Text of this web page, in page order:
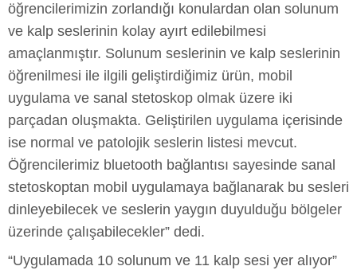
öğrencilerimizin zorlandığı konulardan olan solunum
ve kalp seslerinin kolay ayırt edilebilmesi
amaçlanmıştır. Solunum seslerinin ve kalp seslerinin
öğrenilmesi ile ilgili geliştirdiğimiz ürün, mobil
uygulama ve sanal stetoskop olmak üzere iki
parçadan oluşmakta. Geliştirilen uygulama içerisinde
ise normal ve patolojik seslerin listesi mevcut.
Öğrencilerimiz bluetooth bağlantısı sayesinde sanal
stetoskoptan mobil uygulamaya bağlanarak bu sesleri
dinleyebilecek ve seslerin yaygın duyulduğu bölgeler
üzerinde çalışabilecekler” dedi.
“Uygulamada 10 solunum ve 11 kalp sesi yer alıyor”